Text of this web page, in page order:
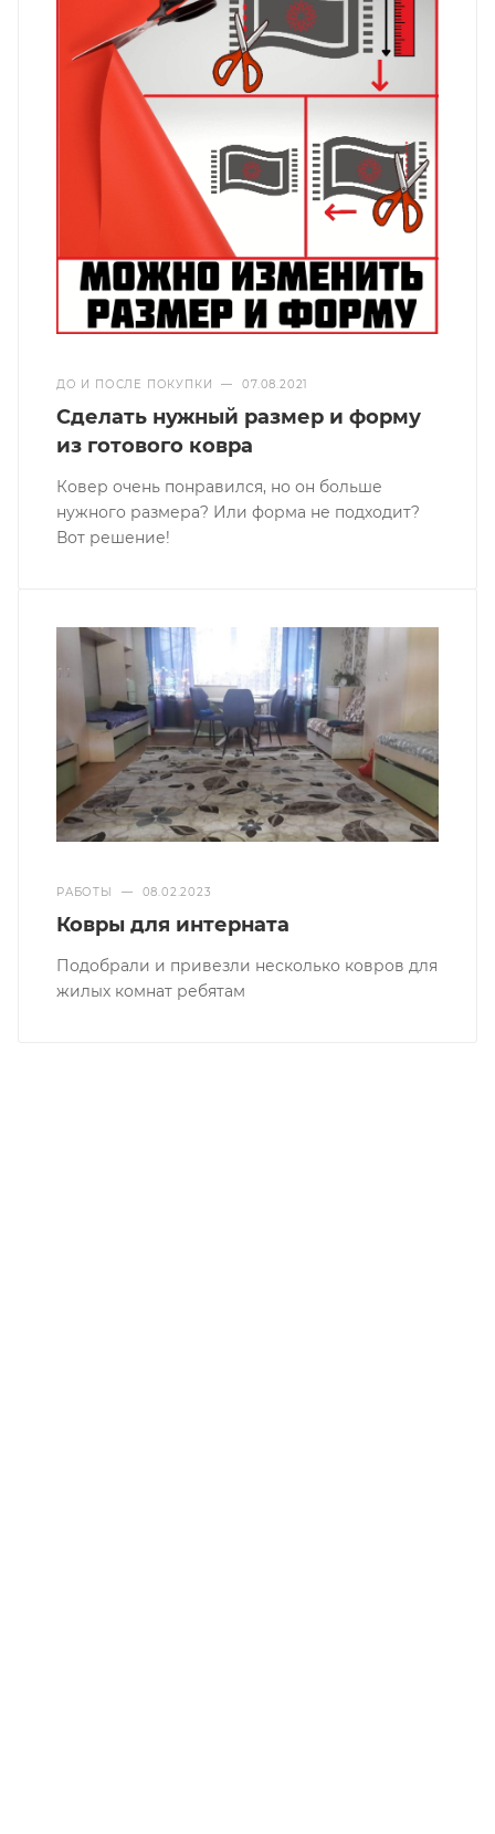
ДО И ПОСЛЕ ПОКУПКИ — 07.08.2021
Сделать нужный размер и форму
из готового ковра
Ковер очень понравился, но он больше
нужного размера? Или форма не подходит?
Вот решение!
РАБОТЫ — 08.02.2023
Ковры для интерната
Подобрали и привезли несколько ковров для
жилых комнат ребятам